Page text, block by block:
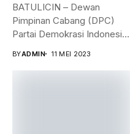
BATULICIN – Dewan
Pimpinan Cabang (DPC)
Partai Demokrasi Indonesia
BYADMIN 11 MEI 2023